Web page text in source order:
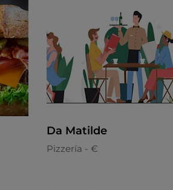
Da Matilde
Pizzería - €